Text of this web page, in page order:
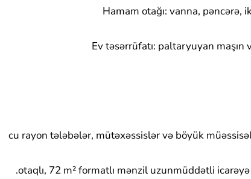
Hamam otağı: vanna, pəncərə,
Ev təsərrüfatı: paltaryuyan maşın
9-cu rayon tələbələr, mütəxəssislər və böyük